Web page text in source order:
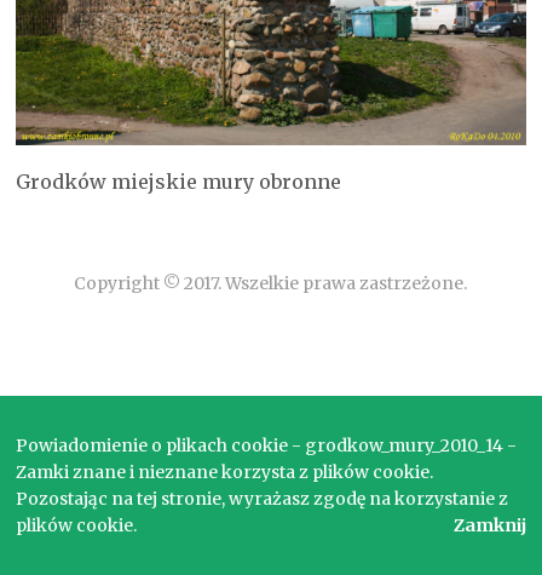
Grodków miejskie mury obronne
Copyright © 2017. Wszelkie prawa zastrzeżone.
Powiadomienie o plikach cookie - grodkow_mury_2010_14 -
Zamki znane i nieznane korzysta z plików cookie.
Pozostając na tej stronie, wyrażasz zgodę na korzystanie z
plików cookie.
Zamknij